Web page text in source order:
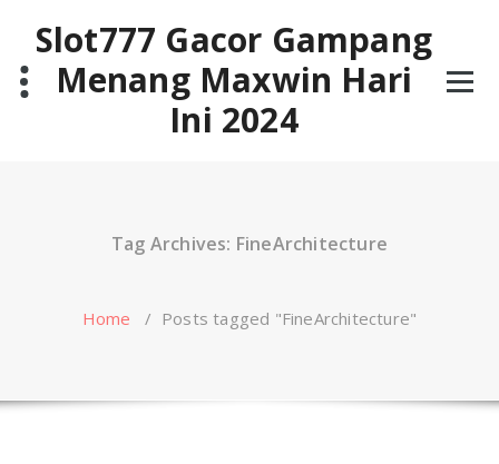
contentSlot777 Gacor Gampang
Menang Maxwin Hari
Ini 2024
Tag Archives: FineArchitecture
Home / Posts tagged "FineArchitecture"